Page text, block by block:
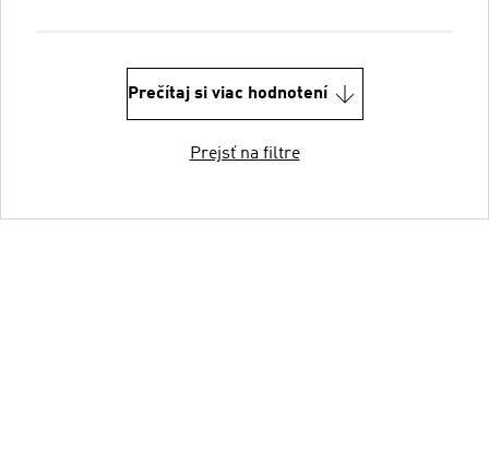
Prečítaj si viac hodnotení
Prejsť na filtre